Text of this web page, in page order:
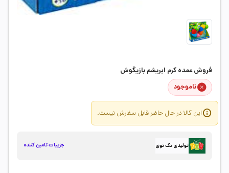
فروش عمده کرم ابریشم بازیگوش
ناموجود
این کالا در حال حاضر قابل سفارش نیست.
تولیدی تک توی جزییات تامین کننده